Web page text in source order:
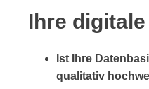
Ihre
Ist Ihre
qualitativ